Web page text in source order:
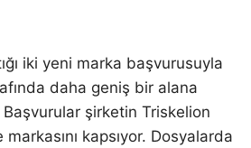
iki yeni marka başvurusuyla
daha geniş bir alana
Başvurular şirketin Triskelion
markasını kapsıyor. Dosyalarda